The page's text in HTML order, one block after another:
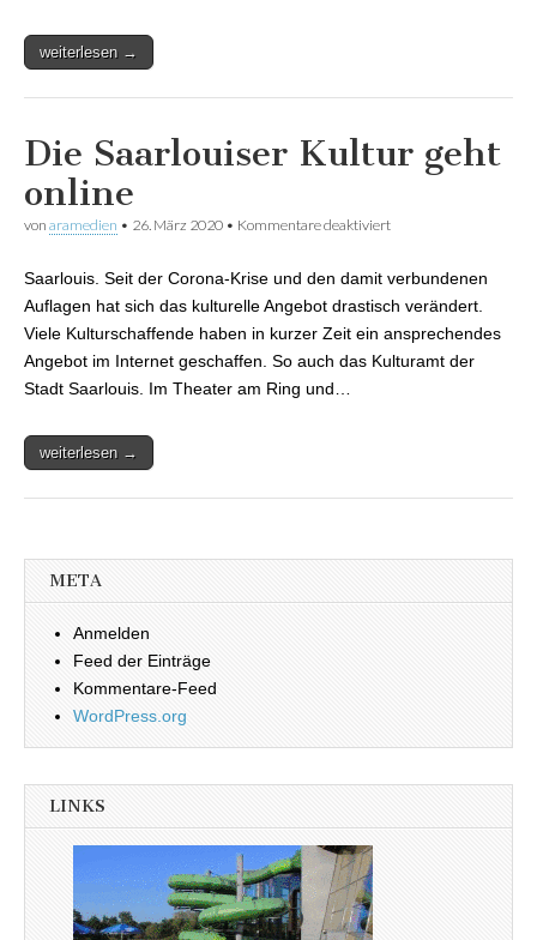
weiterlesen →
Die Saarlouiser Kultur geht
online
von aramedien • 26. März 2020 • Kommentare deaktiviert
Saarlouis. Seit der Corona-Krise und den damit verbundenen
Auflagen hat sich das kulturelle Angebot drastisch verändert.
Viele Kulturschaffende haben in kurzer Zeit ein ansprechendes
Angebot im Internet geschaffen. So auch das Kulturamt der
Stadt Saarlouis. Im Theater am Ring und…
weiterlesen →
META
Anmelden
Feed der Einträge
Kommentare-Feed
WordPress.org
LINKS